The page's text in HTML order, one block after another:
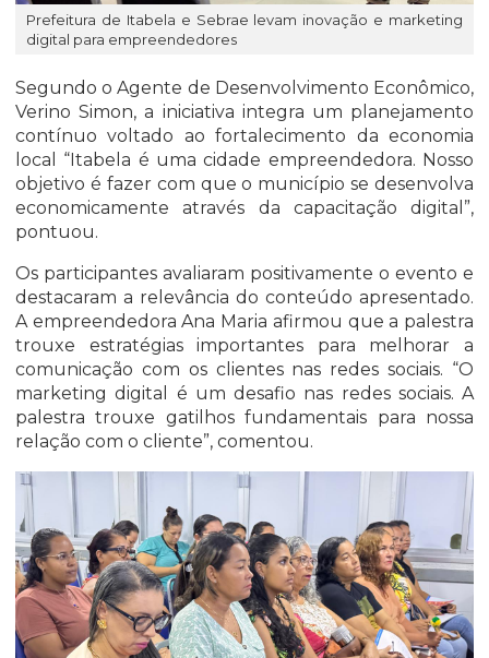
Prefeitura de Itabela e Sebrae levam inovação e marketing
digital para empreendedores
Segundo o Agente de Desenvolvimento Econômico,
Verino Simon, a iniciativa integra um planejamento
contínuo voltado ao fortalecimento da economia
local “Itabela é uma cidade empreendedora. Nosso
objetivo é fazer com que o município se desenvolva
economicamente através da capacitação digital”,
pontuou.
Os participantes avaliaram positivamente o evento e
destacaram a relevância do conteúdo apresentado.
A empreendedora Ana Maria afirmou que a palestra
trouxe estratégias importantes para melhorar a
comunicação com os clientes nas redes sociais. “O
marketing digital é um desafio nas redes sociais. A
palestra trouxe gatilhos fundamentais para nossa
relação com o cliente”, comentou.